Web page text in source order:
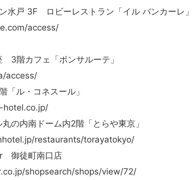
水戸 3F ロビーレストラン「イル バンカーレ」
access/
3階カフェ「ボンサルーテ」
access/
「ル・コネスール」
hotel.co.jp/
の内南ドーム内2階「とらや東京」
restaurants/torayatokyo/
御徒町南口店
shopsearch/shops/view/72/